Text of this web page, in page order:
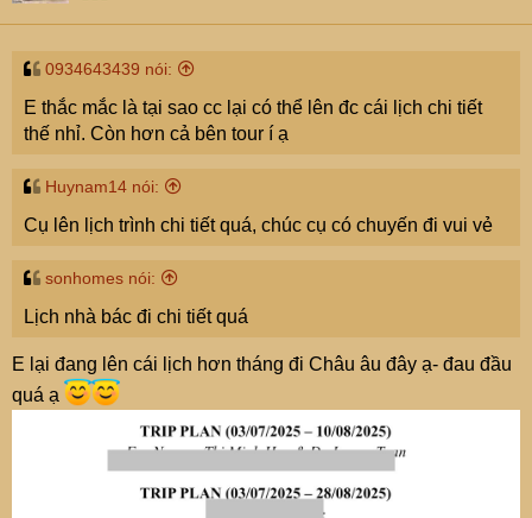
0934643439 nói:
E thắc mắc là tại sao cc lại có thể lên đc cái lịch chi tiết
thế nhỉ. Còn hơn cả bên tour í ạ
Huynam14 nói:
Cụ lên lịch trình chi tiết quá, chúc cụ có chuyến đi vui vẻ
sonhomes nói:
Lịch nhà bác đi chi tiết quá
E lại đang lên cái lịch hơn tháng đi Châu âu đây ạ- đau đầu
quá ạ